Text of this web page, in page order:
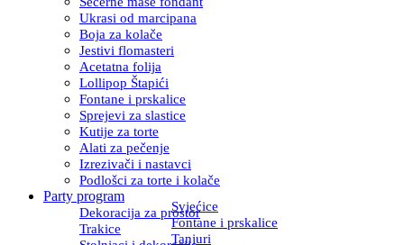
Ukrasi od marcipana
Boja za kolače
Jestivi flomasteri
Acetatna folija
Lollipop Štapići
Fontane i prskalice
Sprejevi za slastice
Kutije za torte
Alati za pečenje
Izrezivači i nastavci
Podlošci za torte i kolače
Party program
Dekoracija za prostor
Svjećice
Trakice
Fontane i prskalice
Tanjuri